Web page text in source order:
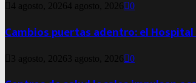
4 agosto, 20264 agosto, 2026 0
Cambios puertas adentro: el
3 agosto, 2026 3 agosto, 2026 0